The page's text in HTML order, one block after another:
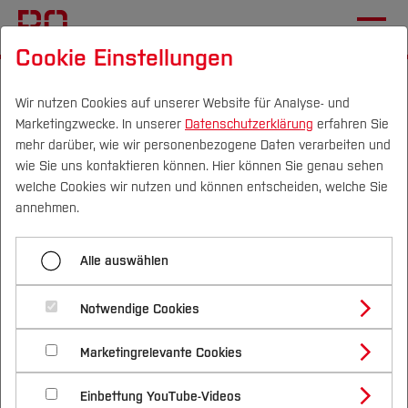
Campus Personen DE|EN Quicklinks
Studium
Studienangebote
Bachelorstudiengänge
Masterstudiengänge
Vor dem Studium
Bewerben & Einschreiben
Bewerbungsportal
Im Studium
Studienbüros und Prüfungen
Nach dem Studium
Forschung & Transfer
Profil
Forschungs- und Transferprofil
Schwerpunkte (FuT)
Beratung & Förderung
Nachhaltigkeit
Nachhaltigkeit studieren
International
Hochschulkommunikation
Personendatenbank INTRA- / Internet
Link zur persönlichen Webseite einfügen
Personendatensätze bearbeiten
Portraitfoto zuweisen
Sprechstunde eintragen / ändern
Link zur persönlichen Webseite einfügen
Personaldatenbank: Link
zur persönlichen Webseite
einfügen
Cookie Einstellungen
Wir nutzen Cookies auf unserer Website für Analyse- und
Marketingzwecke. In unserer Datenschutzerklärung erfahren Sie
mehr darüber, wie wir personenbezogene Daten verarbeiten und
wie Sie uns kontaktieren können. Hier können Sie genau sehen
welche Cookies wir nutzen und können entscheiden, welche Sie
annehmen.
Alle auswählen
Notwendige Cookies
Marketingrelevante Cookies
Einbettung YouTube-Videos